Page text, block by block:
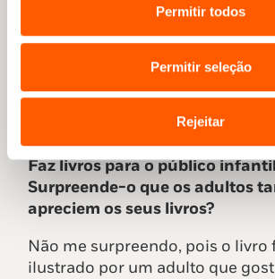
Permitir todos
Permitir seleção
Rejeitar
aos artistas contemporâneos
Tangerina. Além destes, gosto
Beatrice Alemagna, Oliver
Klassen, e muitos mais.
Faz livros para o público
Surpreende-o que os adultos
apreciem os seus livros?
Não me surpreendo, pois o livro
ilustrado por um adulto que